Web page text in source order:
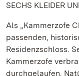
SECHS KLEIDER
Als „Kammerzofe
passenden,
Residenzschloss.
Kammerzofe
durchgelaufen.